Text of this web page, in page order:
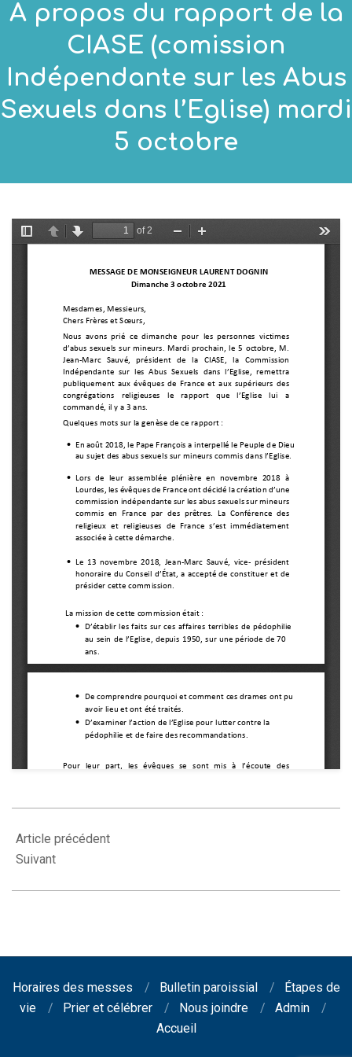
A propos du rapport de la
CIASE (comission
Indépendante sur les Abus
Sexuels dans l’Eglise) mardi
5 octobre
10-
03
Article précédent
Suivant
Horaires des messes Bulletin paroissial
Étapes de
vie
Prier et célébrer Nous joindre
Admin
Accueil